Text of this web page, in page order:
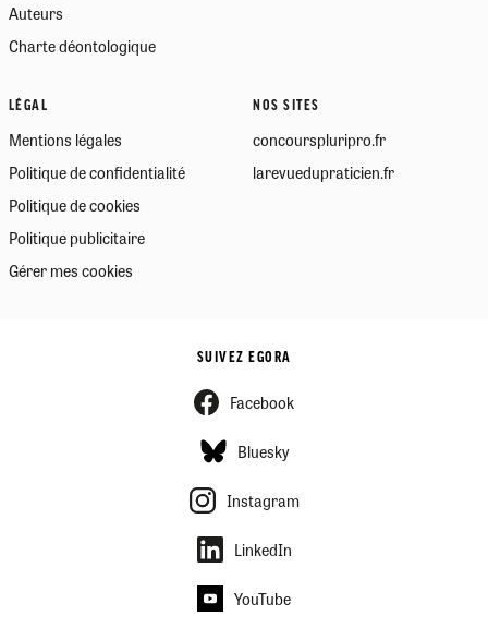
Auteurs
Charte déontologique
LÉGAL
Mentions légales
Politique de confidentialité
Politique de cookies
Politique publicitaire
Gérer mes cookies
NOS SITES
concourspluripro.fr
larevuedupraticien.fr
SUIVEZ EGORA
Facebook
Bluesky
Instagram
LinkedIn
YouTube